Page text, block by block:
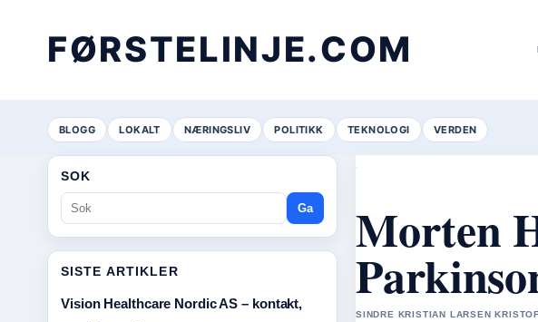
FØRSTELINJE.COM
BLOGG LOKALT NÆRINGSLIV POLITIKK TEKNOLOGI VERDEN
Morten
SINDRE KRISTIAN LARSEN
SOK
Ga
SISTE ARTIKLER
Vision Healthcare Nordic AS – kontakt,